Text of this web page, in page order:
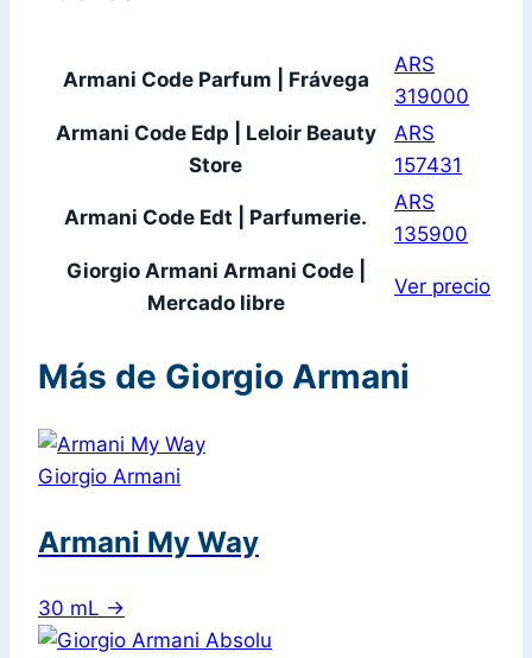
Armani Code Parfum | Frávega
ARS
319000
Armani Code Edp | Leloir Beauty
Store
ARS
157431
Armani Code Edt | Parfumerie.
ARS
135900
Giorgio Armani Armani Code |
Mercado libre
Ver precio
Más de Giorgio Armani
Giorgio Armani
Armani My Way
30 mL →